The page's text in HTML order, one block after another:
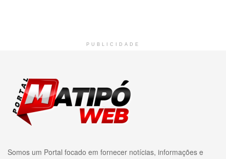
PUBLICIDADE
Somos um Portal focado em fornecer notícias, informações e